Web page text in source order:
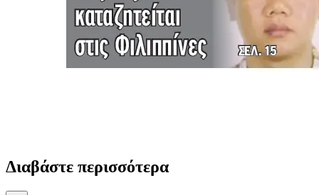
Διαβάστε περισσότερα